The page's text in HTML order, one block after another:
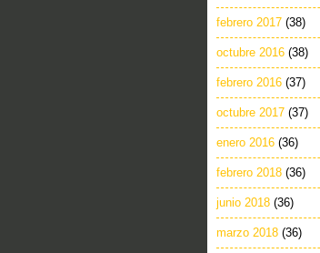
febrero 2017 (38)
octubre 2016 (38)
febrero 2016 (37)
octubre 2017 (37)
enero 2016 (36)
febrero 2018 (36)
junio 2018 (36)
marzo 2018 (36)